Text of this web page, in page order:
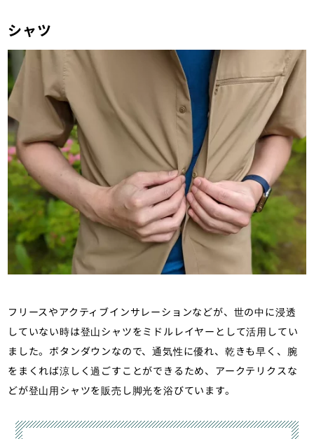
「フリース・ミドルレイヤー」（山の
モノ｜登山ウェア）カテゴリの記事ペ
ージです。
シャツ
フリースやアクティブインサレーションなどが、世の中に浸透
していない時は登山シャツをミドルレイヤーとして活用してい
ました。ボタンダウンなので、通気性に優れ、乾きも早く、腕
をまくれば涼しく過ごすことができるため、アークテリクスな
どが登山用シャツを販売し脚光を浴びています。